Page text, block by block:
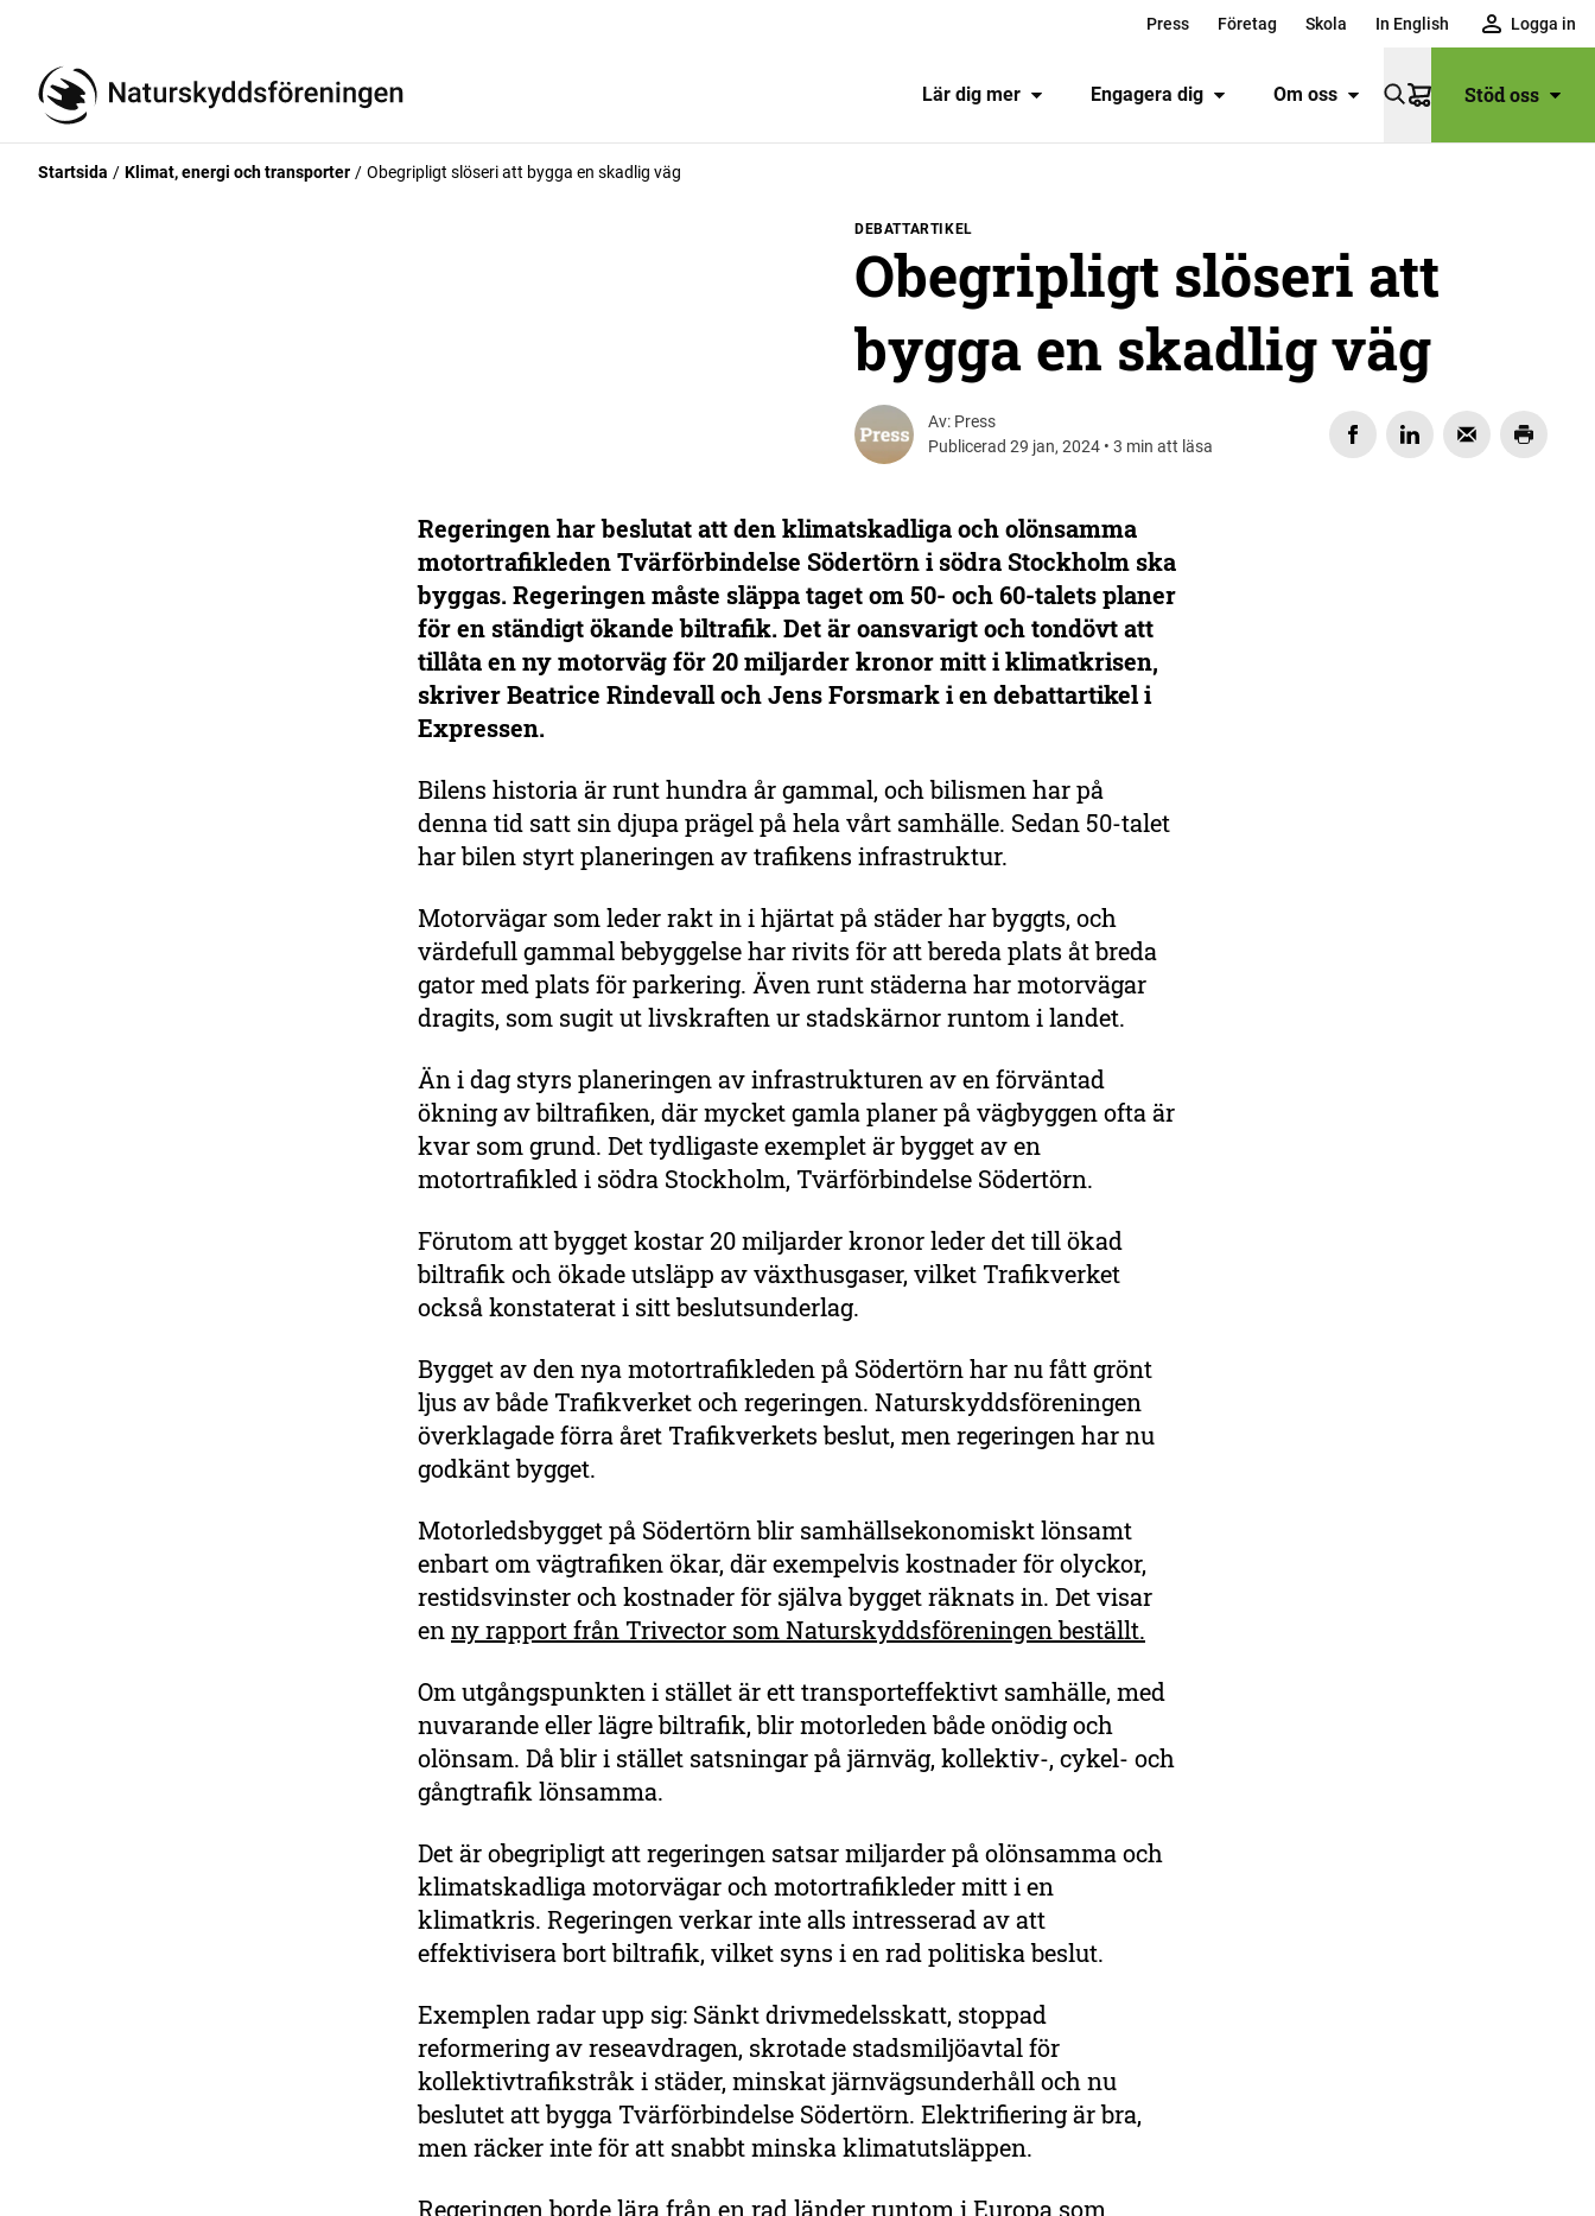
Press Företag Skola In English Logga in
Lär dig mer Engagera dig Om oss
VarukorgStöd oss
Startsida Klimat, energi och transporter Obegripligt slöseri att bygga en skadlig väg
DEBATTARTIKEL
Obegripligt slöseri att
bygga en skadlig väg
Av: Press
Publicerad 29 jan, 2024 • 3 min att läsa
Regeringen har beslutat att den klimatskadliga och olönsamma
motortrafikleden Tvärförbindelse Södertörn i södra Stockholm ska
byggas. Regeringen måste släppa taget om 50- och 60-talets planer
för en ständigt ökande biltrafik. Det är oansvarigt och tondövt att
tillåta en ny motorväg för 20 miljarder kronor mitt i klimatkrisen,
skriver Beatrice Rindevall och Jens Forsmark i en debattartikel i
Expressen.
Bilens historia är runt hundra år gammal, och bilismen har på
denna tid satt sin djupa prägel på hela vårt samhälle. Sedan 50-talet
har bilen styrt planeringen av trafikens infrastruktur.
Motorvägar som leder rakt in i hjärtat på städer har byggts, och
värdefull gammal bebyggelse har rivits för att bereda plats åt breda
gator med plats för parkering. Även runt städerna har motorvägar
dragits, som sugit ut livskraften ur stadskärnor runtom i landet.
Än i dag styrs planeringen av infrastrukturen av en förväntad
ökning av biltrafiken, där mycket gamla planer på vägbyggen ofta är
kvar som grund. Det tydligaste exemplet är bygget av en
motortrafikled i södra Stockholm, Tvärförbindelse Södertörn.
Förutom att bygget kostar 20 miljarder kronor leder det till ökad
biltrafik och ökade utsläpp av växthusgaser, vilket Trafikverket
också konstaterat i sitt beslutsunderlag.
Bygget av den nya motortrafikleden på Södertörn har nu fått grönt
ljus av både Trafikverket och regeringen. Naturskyddsföreningen
överklagade förra året Trafikverkets beslut, men regeringen har nu
godkänt bygget.
Motorledsbygget på Södertörn blir samhällsekonomiskt lönsamt
enbart om vägtrafiken ökar, där exempelvis kostnader för olyckor,
restidsvinster och kostnader för själva bygget räknats in. Det visar
enny rapport från Trivector som Naturskyddsföreningen beställt.
Om utgångspunkten i stället är ett transporteffektivt samhälle, med
nuvarande eller lägre biltrafik, blir motorleden både onödig och
olönsam. Då blir i stället satsningar på järnväg, kollektiv-, cykel- och
gångtrafik lönsamma.
Det är obegripligt att regeringen satsar miljarder på olönsamma och
klimatskadliga motorvägar och motortrafikleder mitt i en
klimatkris. Regeringen verkar inte alls intresserad av att
effektivisera bort biltrafik, vilket syns i en rad politiska beslut.
Exemplen radar upp sig: Sänkt drivmedelsskatt, stoppad
reformering av reseavdragen, skrotade stadsmiljöavtal för
kollektivtrafikstråk i städer, minskat järnvägsunderhåll och nu
beslutet att bygga Tvärförbindelse Södertörn. Elektrifiering är bra,
men räcker inte för att snabbt minska klimatutsläppen.
Regeringen borde lära från en rad länder runtom i Europa som